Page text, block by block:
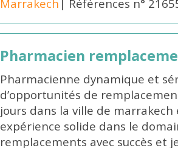
Marrakech | Références n°
Pharmacien
Pharmacienne dynamique et
d’opportunités de
jours dans la ville de marrakech
expérience solide dans le
remplacements avec succès et